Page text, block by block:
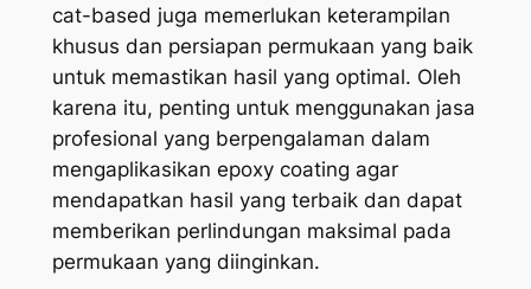
cat-based juga memerlukan keterampilan
khusus dan persiapan permukaan yang baik
untuk memastikan hasil yang optimal. Oleh
karena itu, penting untuk menggunakan jasa
profesional yang berpengalaman dalam
mengaplikasikan epoxy coating agar
mendapatkan hasil yang terbaik dan dapat
memberikan perlindungan maksimal pada
permukaan yang diinginkan.